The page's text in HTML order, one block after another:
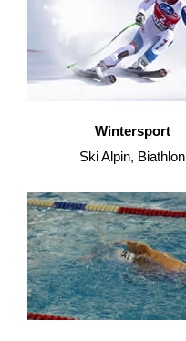
Wintersport
Ski Alpin, Biathlon